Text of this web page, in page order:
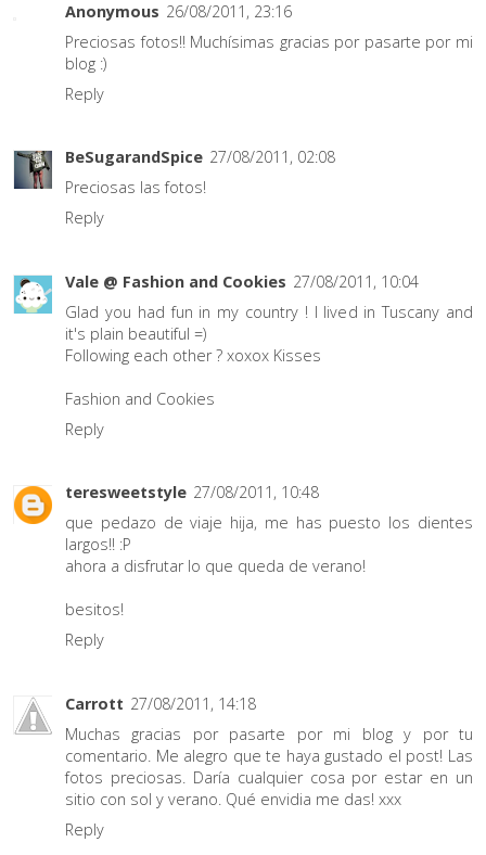
Anonymous 26/08/2011, 23:16
Preciosas fotos!! Muchísimas gracias por pasarte por mi
blog :)
Reply
BeSugarandSpice 27/08/2011, 02:08
Preciosas las fotos!
Reply
Vale @ Fashion and Cookies 27/08/2011, 10:04
Glad you had fun in my country ! I lived in Tuscany and
it's plain beautiful =)
Following each other ? xoxox Kisses
Fashion and Cookies
Reply
teresweetstyle 27/08/2011, 10:48
que pedazo de viaje hija, me has puesto los dientes
largos!! :P
ahora a disfrutar lo que queda de verano!
besitos!
Reply
Carrott 27/08/2011, 14:18
Muchas gracias por pasarte por mi blog y por tu
comentario. Me alegro que te haya gustado el post! Las
fotos preciosas. Daría cualquier cosa por estar en un
sitio con sol y verano. Qué envidia me das! xxx
Reply